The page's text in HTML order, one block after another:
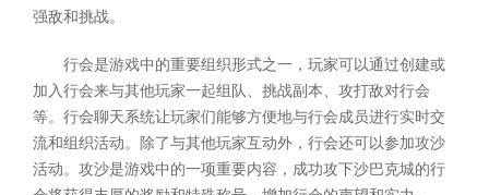
强敌和挑战。
行会是游戏中的重要组织形式之一，玩家可以通过创建或
加入行会来与其他玩家一起组队、挑战副本、攻打敌对行会
等。行会聊天系统让玩家们能够方便地与行会成员进行实时交
流和组织活动。除了与其他玩家互动外，行会还可以参加攻沙
活动。攻沙是游戏中的一项重要内容，成功攻下沙巴克城的行